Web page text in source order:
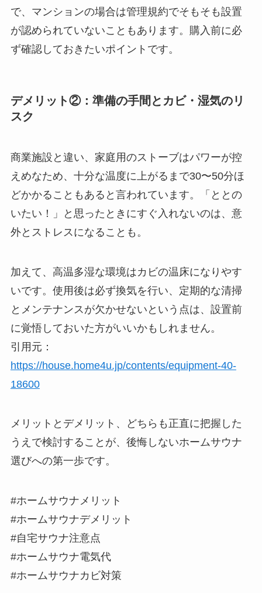
で、マンションの場合は管理規約でそもそも設置
が認められていないこともあります。購入前に必
ず確認しておきたいポイントです。
デメリット②：準備の手間とカビ・湿気のリ
スク
商業施設と違い、家庭用のストーブはパワーが控
えめなため、十分な温度に上がるまで30〜50分ほ
どかかることもあると言われています。「ととの
いたい！」と思ったときにすぐ入れないのは、意
外とストレスになることも。
加えて、高温多湿な環境はカビの温床になりやす
いです。使用後は必ず換気を行い、定期的な清掃
とメンテナンスが欠かせないという点は、設置前
に覚悟しておいた方がいいかもしれません。
引用元：
https://house.home4u.jp/contents/equipment-40-
18600
メリットとデメリット、どちらも正直に把握した
うえで検討することが、後悔しないホームサウナ
選びへの第一歩です。
#ホームサウナメリット
#ホームサウナデメリット
#自宅サウナ注意点
#ホームサウナ電気代
#ホームサウナカビ対策